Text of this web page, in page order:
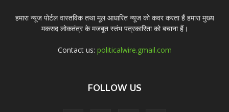
हमारा न्यूज पोर्टल वास्तविक तथा मूल आधारित न्यूज को कवर करता हैं हमारा मुख्य
मकसद लोकतंत्र के मजबूत स्तंभ पत्रकारिता को बचाना हैं।
Contact us: politicalwire.gmail.com
FOLLOW US